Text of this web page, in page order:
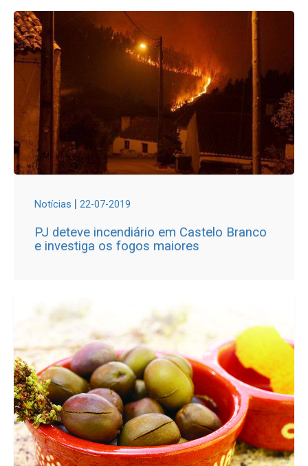
Notícias | 22-07-2019
PJ deteve incendiário em Castelo Branco
e investiga os fogos maiores